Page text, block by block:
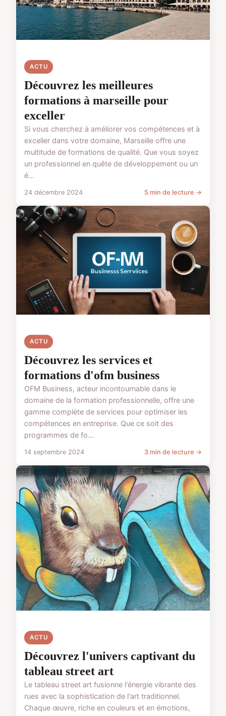
ACTU
Découvrez les meilleures
formations à marseille pour
exceller
Si vous cherchez à améliorer vos compétences et à
exceller dans votre domaine, Marseille offre une
multitude de formations de qualité. Que vous soyez
un professionnel en quête de développement ou un
é...
24 décembre 2024 5 min de lecture →
ACTU
Découvrez les services et
formations d'ofm business
OFM Business, acteur incontournable dans le
domaine de la formation professionnelle, offre une
gamme complète de services pour optimiser les
compétences en entreprise. Que ce soit des
programmes de fo...
14 septembre 2024 3 min de lecture →
ACTU
Découvrez l'univers captivant du
tableau street art
Le tableau street art fusionne l'énergie vibrante des
rues avec la sophistication de l'art traditionnel.
Chaque œuvre, riche en couleurs et en émotions,